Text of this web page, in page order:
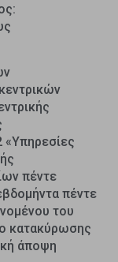
«Υπηρεσίες
πέντε
πέντε
του
κατακύρωσης
άποψη